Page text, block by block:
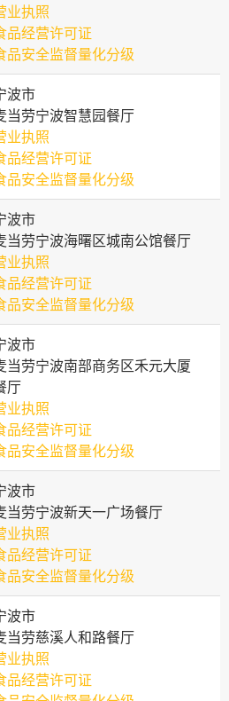
业执照
品经营许可证
品安全监督量化分级
波市
当劳宁波智慧园餐厅
业执照
品经营许可证
品安全监督量化分级
波市
当劳宁波海曙区城南公馆餐厅
业执照
品经营许可证
品安全监督量化分级
波市
当劳宁波南部商务区禾元大厦
厅
业执照
品经营许可证
品安全监督量化分级
波市
当劳宁波新天一广场餐厅
业执照
品经营许可证
品安全监督量化分级
波市
当劳慈溪人和路餐厅
业执照
品经营许可证